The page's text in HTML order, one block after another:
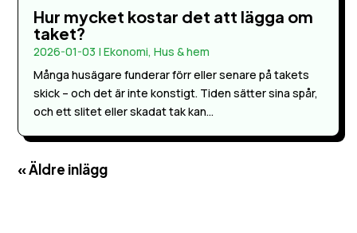
Hur mycket kostar det att lägga om
taket?
2026-01-03 |Ekonomi,Hus & hem
Många husägare funderar förr eller senare på takets
skick – och det är inte konstigt. Tiden sätter sina spår,
och ett slitet eller skadat tak kan...
« Äldre inlägg